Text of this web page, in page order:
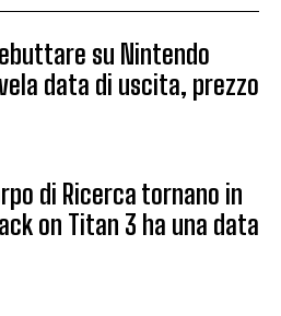
su Nintendo
data di uscita, prezzo
di Ricerca tornano in
on Titan 3 ha una data